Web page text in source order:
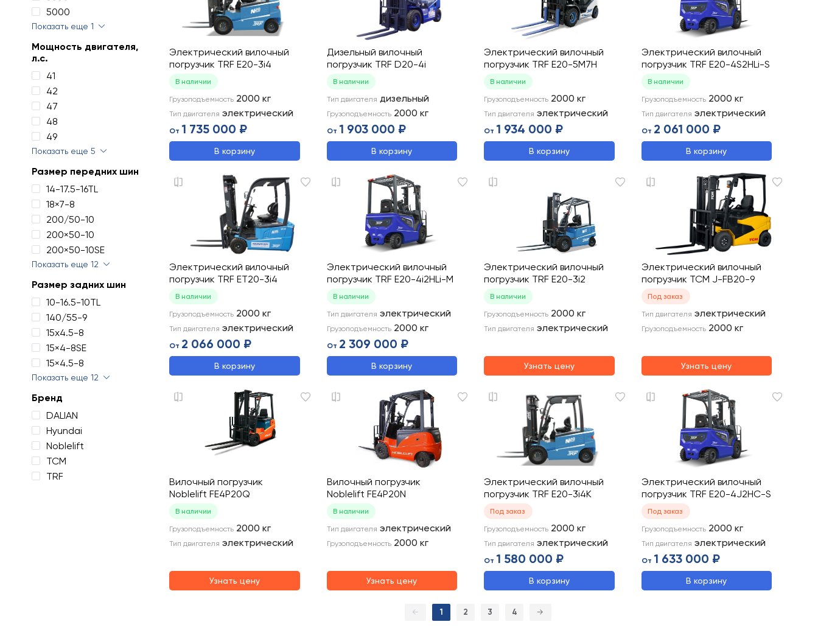
5000
Показать еще 1
Мощность двигателя,
л.с.
41
42
47
48
49
Показать еще 5
Размер передних шин
14-17.5-16TL
18×7-8
200/50-10
200×50-10
200×50-10SE
Показать еще 12
Размер задних шин
10-16.5-10TL
140/55-9
15x4.5-8
15×4-8SE
15×4.5-8
Показать еще 12
Бренд
DALIAN
Hyundai
Noblelift
TCM
TRF
Электрический вилочный
погрузчик TRF E20-3i4
В наличии
Грузоподъемность 2000 кг
Тип двигателя электрический
От 1 735 000 ₽
В корзину
Дизельный вилочный
погрузчик TRF D20-4i
В наличии
Тип двигателя дизельный
Грузоподъемность 2000 кг
От 1 903 000 ₽
В корзину
Электрический вилочный
погрузчик TRF E20-5M7H
В наличии
Грузоподъемность 2000 кг
Тип двигателя электрический
От 1 934 000 ₽
В корзину
Электрический вилочный
погрузчик TRF E20-4S2HLi-S
В наличии
Грузоподъемность 2000 кг
Тип двигателя электрический
От 2 061 000 ₽
В корзину
Электрический вилочный
погрузчик TRF ET20-3i4
В наличии
Грузоподъемность 2000 кг
Тип двигателя электрический
От 2 066 000 ₽
В корзину
Электрический вилочный
погрузчик TRF E20-4i2HLi-M
В наличии
Тип двигателя электрический
Грузоподъемность 2000 кг
От 2 309 000 ₽
В корзину
Электрический вилочный
погрузчик TRF E20-3i2
В наличии
Грузоподъемность 2000 кг
Тип двигателя электрический
Узнать цену
Электрический вилочный
погрузчик TCM J-FB20-9
Под заказ
Тип двигателя электрический
Грузоподъемность 2000 кг
Узнать цену
Вилочный погрузчик
Noblelift FE4P20Q
В наличии
Грузоподъемность 2000 кг
Тип двигателя электрический
Узнать цену
Вилочный погрузчик
Noblelift FE4P20N
В наличии
Тип двигателя электрический
Грузоподъемность 2000 кг
Узнать цену
Электрический вилочный
погрузчик TRF E20-3i4K
Под заказ
Грузоподъемность 2000 кг
Тип двигателя электрический
От 1 580 000 ₽
В корзину
Электрический вилочный
погрузчик TRF E20-4J2HC-S
Под заказ
Грузоподъемность 2000 кг
Тип двигателя электрический
От 1 633 000 ₽
В корзину
← 1 2 3 4 →